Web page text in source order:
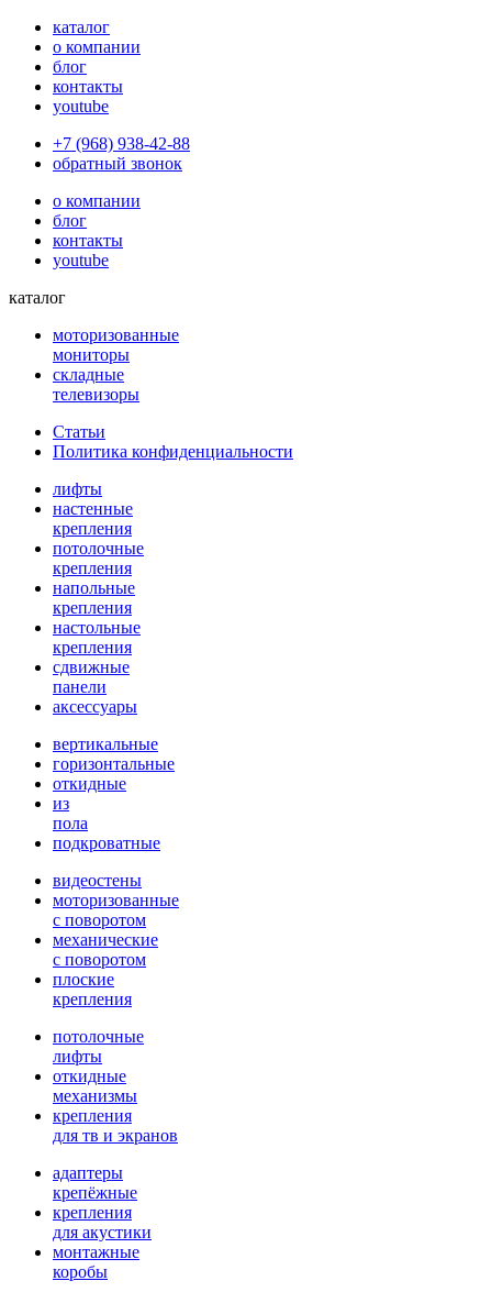
каталог
о компании
блог
контакты
youtube
+7 (968) 938-42-88
обратный звонок
о компании
блог
контакты
youtube
каталог
моторизованные
мониторы
складные
телевизоры
Статьи
Политика конфиденциальности
лифты
настенные
крепления
потолочные
крепления
напольные
крепления
настольные
крепления
сдвижные
панели
аксессуары
вертикальные
горизонтальные
откидные
из
пола
подкроватные
видеостены
моторизованные
с поворотом
механические
с поворотом
плоские
крепления
потолочные
лифты
откидные
механизмы
крепления
для тв и экранов
адаптеры
крепёжные
крепления
для акустики
монтажные
коробы